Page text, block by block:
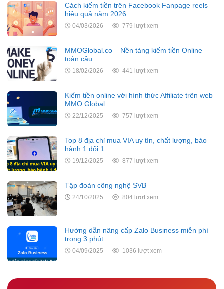
Cách kiếm tiền trên Facebook Fanpage reels
hiệu quả năm 2026
04/03/2026 779 lượt xem
MMOGlobal.co – Nền tảng kiếm tiền Online
toàn cầu
18/02/2026 441 lượt xem
Kiếm tiền online với hình thức Affiliate trên web
MMO Global
22/12/2025 757 lượt xem
Top 8 địa chỉ mua VIA uy tín, chất lượng, bảo
hành 1 đổi 1
19/12/2025 877 lượt xem
Tập đoàn công nghệ SVB
24/10/2025 804 lượt xem
Hướng dẫn nâng cấp Zalo Business miễn phí
trong 3 phút
04/09/2025 1036 lượt xem